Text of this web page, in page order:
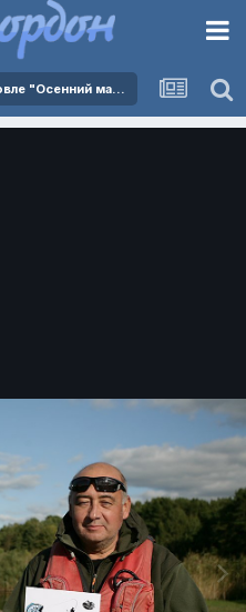
Соревнования по спиннинговой ловле "Осенний марафон 2024" - 05.10.2024.